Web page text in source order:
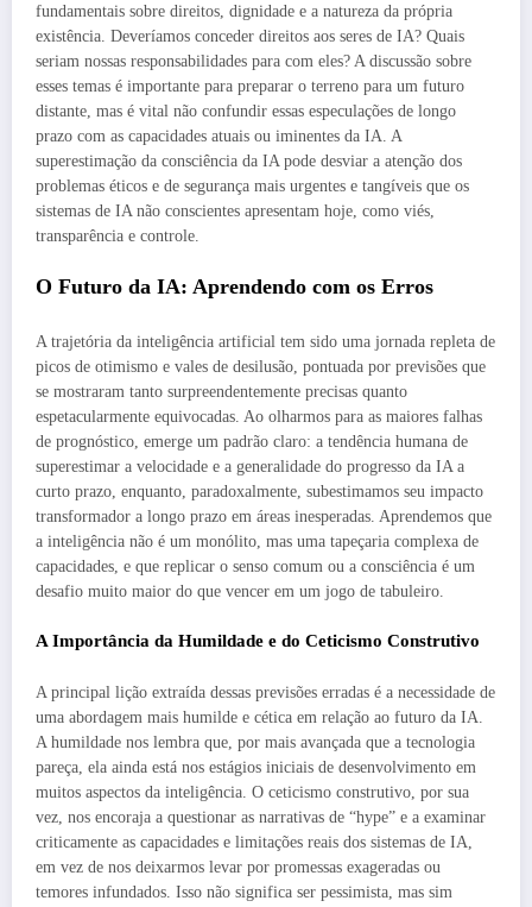
fundamentais sobre direitos, dignidade e a natureza da própria
existência. Deveríamos conceder direitos aos seres de IA? Quais
seriam nossas responsabilidades para com eles? A discussão sobre
esses temas é importante para preparar o terreno para um futuro
distante, mas é vital não confundir essas especulações de longo
prazo com as capacidades atuais ou iminentes da IA. A
superestimação da consciência da IA pode desviar a atenção dos
problemas éticos e de segurança mais urgentes e tangíveis que os
sistemas de IA não conscientes apresentam hoje, como viés,
transparência e controle.
O Futuro da IA: Aprendendo com os Erros
A trajetória da inteligência artificial tem sido uma jornada repleta de
picos de otimismo e vales de desilusão, pontuada por previsões que
se mostraram tanto surpreendentemente precisas quanto
espetacularmente equivocadas. Ao olharmos para as maiores falhas
de prognóstico, emerge um padrão claro: a tendência humana de
superestimar a velocidade e a generalidade do progresso da IA a
curto prazo, enquanto, paradoxalmente, subestimamos seu impacto
transformador a longo prazo em áreas inesperadas. Aprendemos que
a inteligência não é um monólito, mas uma tapeçaria complexa de
capacidades, e que replicar o senso comum ou a consciência é um
desafio muito maior do que vencer em um jogo de tabuleiro.
A Importância da Humildade e do Ceticismo Construtivo
A principal lição extraída dessas previsões erradas é a necessidade de
uma abordagem mais humilde e cética em relação ao futuro da IA.
A humildade nos lembra que, por mais avançada que a tecnologia
pareça, ela ainda está nos estágios iniciais de desenvolvimento em
muitos aspectos da inteligência. O ceticismo construtivo, por sua
vez, nos encoraja a questionar as narrativas de “hype” e a examinar
criticamente as capacidades e limitações reais dos sistemas de IA,
em vez de nos deixarmos levar por promessas exageradas ou
temores infundados. Isso não significa ser pessimista, mas sim